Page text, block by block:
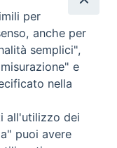
riservati - Vita
per
anche per
semplici",
e
nella
all'utilizzo dei
puoi avere